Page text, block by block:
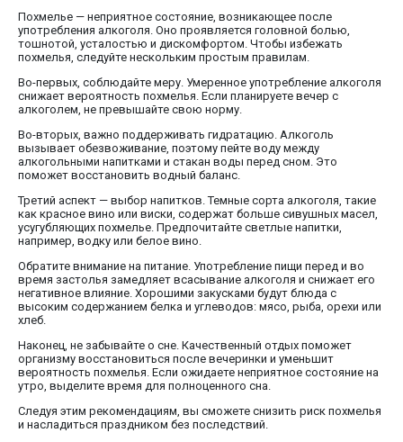
Похмелье — неприятное состояние, возникающее после
употребления алкоголя. Оно проявляется головной болью,
тошнотой, усталостью и дискомфортом. Чтобы избежать
похмелья, следуйте нескольким простым правилам.
Во-первых, соблюдайте меру. Умеренное употребление алкоголя
снижает вероятность похмелья. Если планируете вечер с
алкоголем, не превышайте свою норму.
Во-вторых, важно поддерживать гидратацию. Алкоголь
вызывает обезвоживание, поэтому пейте воду между
алкогольными напитками и стакан воды перед сном. Это
поможет восстановить водный баланс.
Третий аспект — выбор напитков. Темные сорта алкоголя, такие
как красное вино или виски, содержат больше сивушных масел,
усугубляющих похмелье. Предпочитайте светлые напитки,
например, водку или белое вино.
Обратите внимание на питание. Употребление пищи перед и во
время застолья замедляет всасывание алкоголя и снижает его
негативное влияние. Хорошими закусками будут блюда с
высоким содержанием белка и углеводов: мясо, рыба, орехи или
хлеб.
Наконец, не забывайте о сне. Качественный отдых поможет
организму восстановиться после вечеринки и уменьшит
вероятность похмелья. Если ожидаете неприятное состояние на
утро, выделите время для полноценного сна.
Следуя этим рекомендациям, вы сможете снизить риск похмелья
и насладиться праздником без последствий.